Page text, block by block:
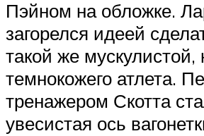
Пэйном на обложке.
загорелся идеей
такой же мускулистой,
темнокожего атлета.
тренажером Скотта
увесистая ось